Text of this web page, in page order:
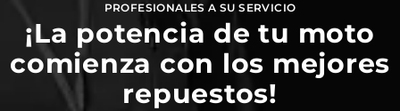
PROFESIONALES A SU SERVICIO
¡La potencia de tu moto
comienza con los mejores
repuestos!